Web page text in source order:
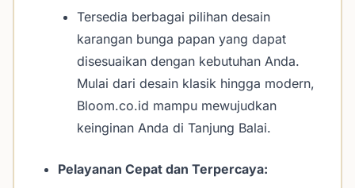
Tersedia berbagai pilihan desain
karangan bunga papan yang dapat
disesuaikan dengan kebutuhan Anda.
Mulai dari desain klasik hingga modern,
Bloom.co.id mampu mewujudkan
keinginan Anda di Tanjung Balai.
Pelayanan Cepat dan Terpercaya: